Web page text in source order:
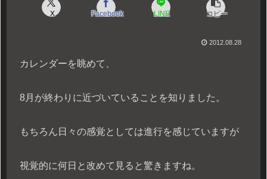
X Facebook LINE コピー
2012.08.28
カレンダーを眺めて、
8月が終わりに近づいていることを知りました。
もちろん日々の感覚としては進行を感じていますが
視覚的に何日と改めて見ると驚きますね。